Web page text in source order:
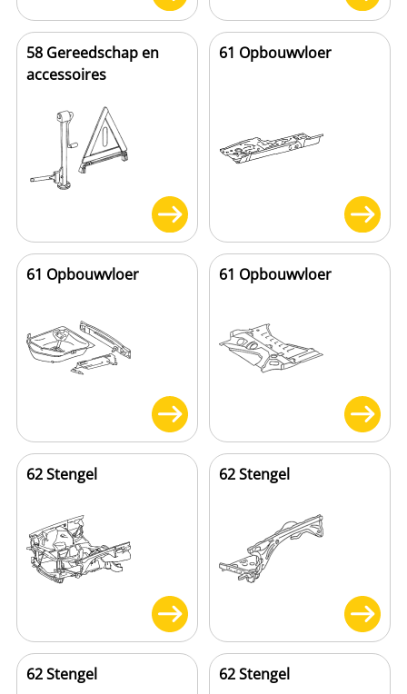
58 Gereedschap en
accessoires
61 Opbouwvloer
61 Opbouwvloer 61 Opbouwvloer
62 Stengel 62 Stengel
62 Stengel 62 Stengel